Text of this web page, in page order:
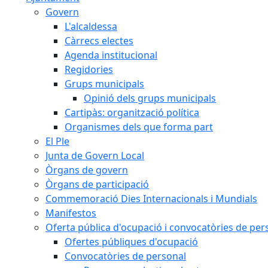
Govern
L'alcaldessa
Càrrecs electes
Agenda institucional
Regidories
Grups municipals
Opinió dels grups municipals
Cartipàs: organització política
Organismes dels que forma part
El Ple
Junta de Govern Local
Òrgans de govern
Òrgans de participació
Commemoració Dies Internacionals i Mundials
Manifestos
Oferta pública d'ocupació i convocatòries de
Ofertes públiques d'ocupació
Convocatòries de personal